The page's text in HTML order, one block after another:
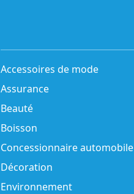
Accessoires de mode
Assurance
Beauté
Boisson
Concessionnaire automobile
Décoration
Environnement